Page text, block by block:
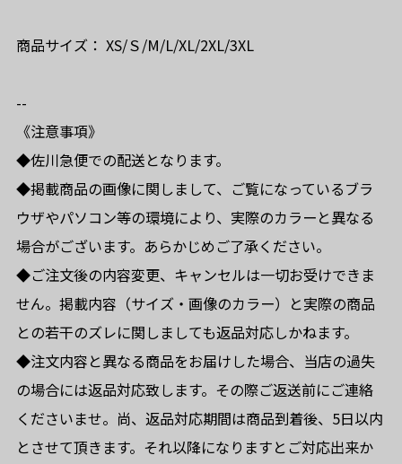
商品サイズ： XS/Ｓ/M/L/XL/2XL/3XL
--
《注意事項》
◆佐川急便での配送となります。
◆掲載商品の画像に関しまして、ご覧になっているブラ
ウザやパソコン等の環境により、実際のカラーと異なる
場合がございます。あらかじめご了承ください。
◆ご注文後の内容変更、キャンセルは一切お受けできま
せん。掲載内容（サイズ・画像のカラー）と実際の商品
との若干のズレに関しましても返品対応しかねます。
◆注文内容と異なる商品をお届けした場合、当店の過失
の場合には返品対応致します。その際ご返送前にご連絡
くださいませ。尚、返品対応期間は商品到着後、5日以内
とさせて頂きます。それ以降になりますとご対応出来か